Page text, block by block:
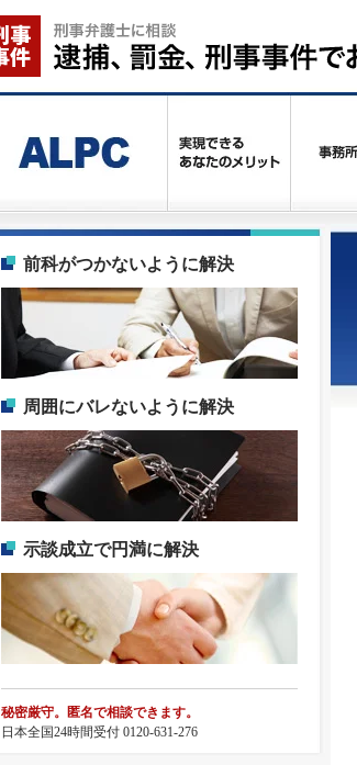
前科がつかないように解決
周囲にバレないように解決
示談成立で円満に解決
秘密厳守。匿名で相談できます。
日本全国24時間受付 0120-631-276